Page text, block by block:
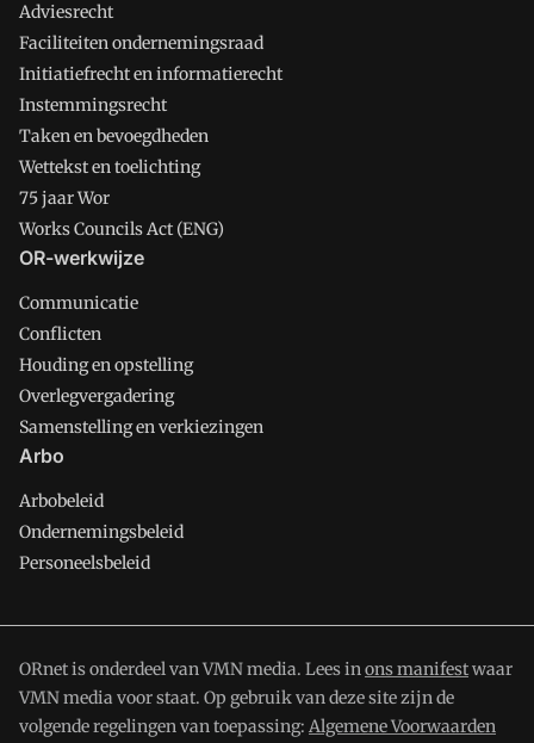
Adviesrecht
Faciliteiten ondernemingsraad
Initiatiefrecht en informatierecht
Instemmingsrecht
Taken en bevoegdheden
Wettekst en toelichting
75 jaar Wor
Works Councils Act (ENG)
OR-werkwijze
Communicatie
Conflicten
Houding en opstelling
Overlegvergadering
Samenstelling en verkiezingen
Arbo
Arbobeleid
Ondernemingsbeleid
Personeelsbeleid
ORnet is onderdeel van VMN media. Lees inons manifestwaar
VMN media voor staat. Op gebruik van deze site zijn de
volgende regelingen van toepassing: Algemene Voorwaarden